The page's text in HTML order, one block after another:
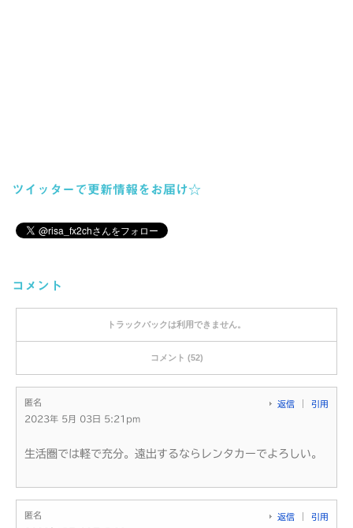
ツイッターで更新情報をお届け☆
コメント
トラックバックは利用できません。
コメント (52)
匿名
2023年 5月 03日 5:21pm
返信 引用
生活圏では軽で充分。遠出するならレンタカーでよろしい。
匿名
返信 引用